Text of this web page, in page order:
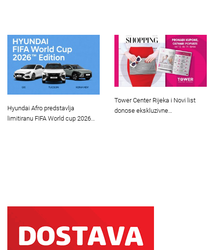
Hyundai Afro predstavlja
limitiranu FIFA World cup 2026…
Tower Center Rijeka i Novi list
donose ekskluzivne…